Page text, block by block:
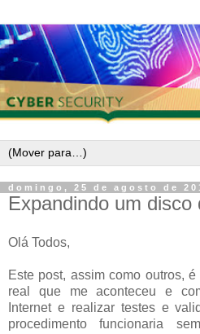
domingo, 25 de agosto de
Expandindo um
Olá Todos,
Este post, assim como outros,
real que me aconteceu e
Internet e realizar testes e
procedimento funcionaria